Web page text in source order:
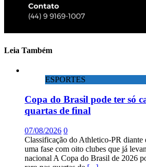
Leia Também
ESPORTES
Copa do Brasil pode ter só
quartas de final
07/08/2026 0
Classificação do Athletico-PR
uma fase com oito clubes que já
nacional A Copa do Brasil de 2026